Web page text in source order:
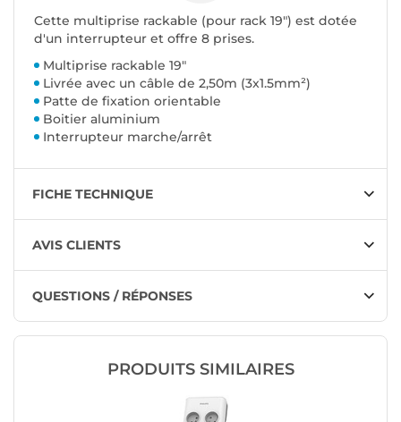
Cette multiprise rackable (pour rack 19") est dotée
d'un interrupteur et offre 8 prises.
Multiprise rackable 19"
Livrée avec un câble de 2,50m (3x1.5mm²)
Patte de fixation orientable
Boitier aluminium
Interrupteur marche/arrêt
FICHE TECHNIQUE
AVIS CLIENTS
QUESTIONS / RÉPONSES
PRODUITS SIMILAIRES